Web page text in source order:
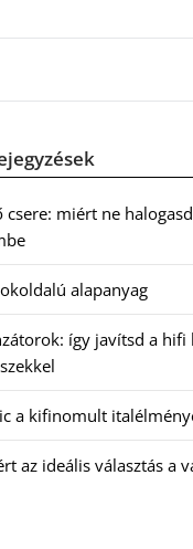
csere: miért ne
alapanyag
így javítsd a hifi
a kifinomult
az ideális választás a